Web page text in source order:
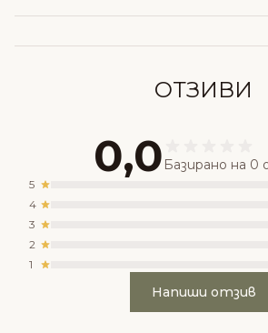
ОТЗИВИ
0,0 Базирано на 0
5
4
3
2
1
Напиши отзив